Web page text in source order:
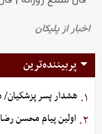
پربیننده‌ترین
۱. هشدار پسر
۲. اولین پیام محسن